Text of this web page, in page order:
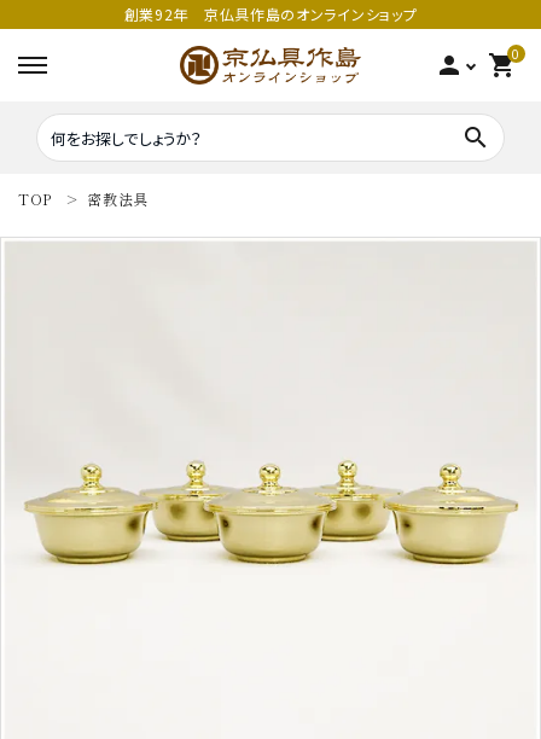
創業92年 京仏具作島のオンラインショップ
person 0
shopping_cart
search
鳴り物
印金
家庭用仏具
アウトレット
TOP 密教法具